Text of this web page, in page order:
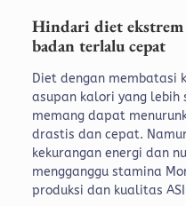
Hindari diet
badan terlalu cepat
Diet dengan membatasi
asupan kalori yang lebih
memang dapat
drastis dan cepat.
kekurangan energi dan
mengganggu stamina
produksi dan kualitas